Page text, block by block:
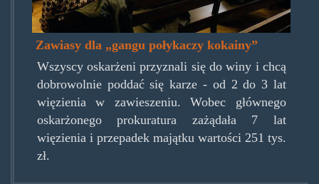
Zawiasy dla „gangu połykaczy kokainy”
Wszyscy oskarżeni przyznali się do winy i chcą
dobrowolnie poddać się karze - od 2 do 3 lat
więzienia w zawieszeniu. Wobec głównego
oskarżonego prokuratura zażądała 7 lat
więzienia i przepadek majątku wartości 251 tys.
zł.